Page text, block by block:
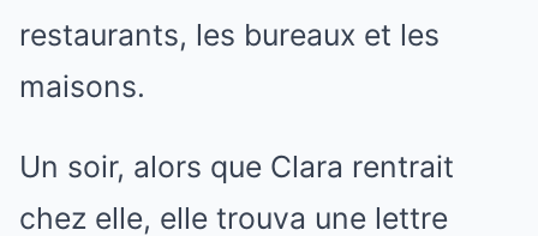
restaurants, les bureaux et les
maisons.
Un soir, alors que Clara rentrait
chez elle, elle trouva une lettre